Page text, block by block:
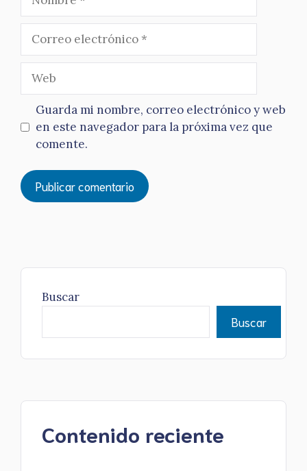
electrónico
Guarda mi nombre, correo electrónico y web
en este navegador para la próxima vez que
comente.
Buscar
Buscar
Contenido reciente